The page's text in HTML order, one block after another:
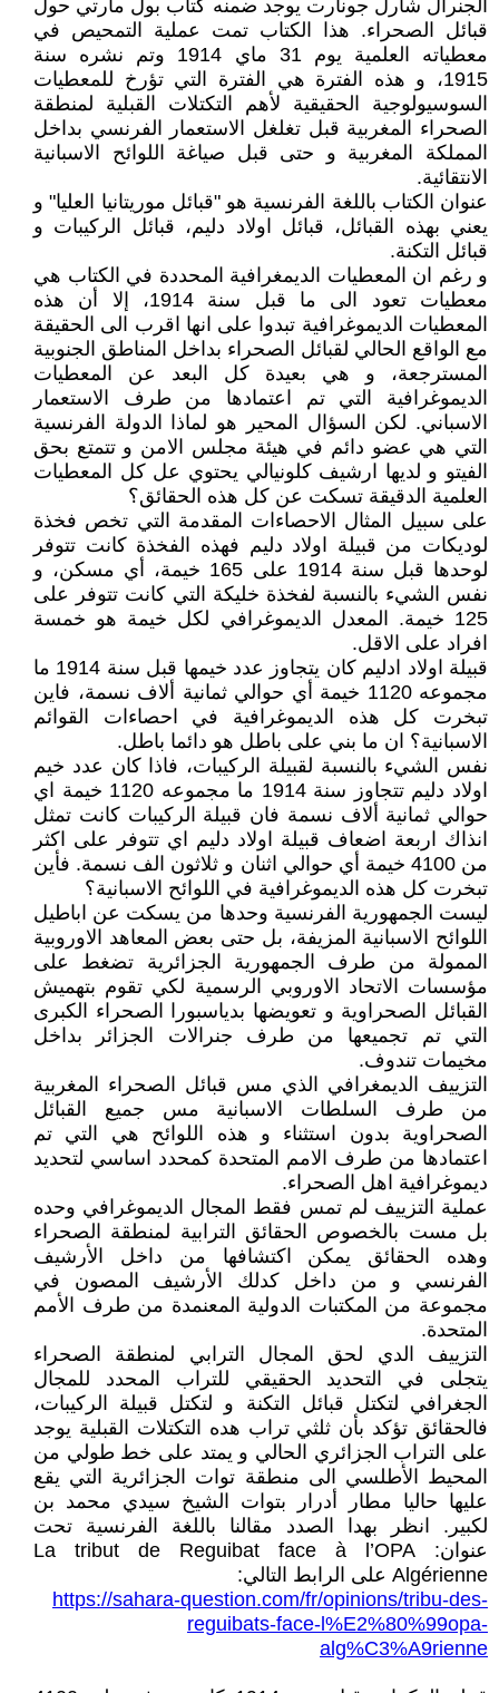
الجنرال شارل جونارت يوجد ضمنه كتاب بول مارتي حول
قبائل الصحراء. هذا الكتاب تمت عملية التمحيص في
معطياته العلمية يوم 31 ماي 1914 وتم نشره سنة
1915، و هذه الفترة هي الفترة التي تؤرخ للمعطيات
السوسيولوجية الحقيقية لأهم التكتلات القبلية لمنطقة
الصحراء المغربية قبل تغلغل الاستعمار الفرنسي بداخل
المملكة المغربية و حتى قبل صياغة اللوائح الاسبانية
الانتقائية.
عنوان الكتاب باللغة الفرنسية هو "قبائل موريتانيا العليا" و
يعني بهذه القبائل، قبائل اولاد دليم، قبائل الركيبات و
قبائل التكنة.
و رغم ان المعطيات الديمغرافية المحددة في الكتاب هي
معطيات تعود الى ما قبل سنة 1914، إلا أن هذه
المعطيات الديموغرافية تبدوا على انها اقرب الى الحقيقة
مع الواقع الحالي لقبائل الصحراء بداخل المناطق الجنوبية
المسترجعة، و هي بعيدة كل البعد عن المعطيات
الديموغرافية التي تم اعتمادها من طرف الاستعمار
الاسباني. لكن السؤال المحير هو لماذا الدولة الفرنسية
التي هي عضو دائم في هيئة مجلس الامن و تتمتع بحق
الفيتو و لديها ارشيف كلونيالي يحتوي عل كل المعطيات
العلمية الدقيقة تسكت عن كل هذه الحقائق؟
على سبيل المثال الاحصاءات المقدمة التي تخص فخذة
لوديكات من قبيلة اولاد دليم فهذه الفخذة كانت تتوفر
لوحدها قبل سنة 1914 على 165 خيمة، أي مسكن، و
نفس الشيء بالنسبة لفخذة خليكة التي كانت تتوفر على
125 خيمة. المعدل الديموغرافي لكل خيمة هو خمسة
افراد على الاقل.
قبيلة اولاد ادليم كان يتجاوز عدد خيمها قبل سنة 1914 ما
مجموعه 1120 خيمة أي حوالي ثمانية ألاف نسمة، فاين
تبخرت كل هذه الديموغرافية في احصاءات القوائم
الاسبانية؟ ان ما بني على باطل هو دائما باطل.
نفس الشيء بالنسبة لقبيلة الركيبات، فاذا كان عدد خيم
اولاد دليم تتجاوز سنة 1914 ما مجموعه 1120 خيمة اي
حوالي ثمانية ألاف نسمة فان قبيلة الركيبات كانت تمثل
انذاك اربعة اضعاف قبيلة اولاد دليم اي تتوفر على اكثر
من 4100 خيمة أي حوالي اثنان و ثلاثون الف نسمة. فأين
تبخرت كل هذه الديموغرافية في اللوائح الاسبانية؟
ليست الجمهورية الفرنسية وحدها من يسكت عن اباطيل
اللوائح الاسبانية المزيفة، بل حتى بعض المعاهد الاوروبية
الممولة من طرف الجمهورية الجزائرية تضغط على
مؤسسات الاتحاد الاوروبي الرسمية لكي تقوم بتهميش
القبائل الصحراوية و تعويضها بدياسبورا الصحراء الكبرى
التي تم تجميعها من طرف جنرالات الجزائر بداخل
مخيمات تندوف.
التزييف الديمغرافي الذي مس قبائل الصحراء المغربية
من طرف السلطات الاسبانية مس جميع القبائل
الصحراوية بدون استثناء و هذه اللوائح هي التي تم
اعتمادها من طرف الامم المتحدة كمحدد اساسي لتحديد
ديموغرافية اهل الصحراء.
عملية التزييف لم تمس فقط المجال الديموغرافي وحده
بل مست بالخصوص الحقائق الترابية لمنطقة الصحراء
وهده الحقائق يمكن اكتشافها من داخل الأرشيف
الفرنسي و من داخل كدلك الأرشيف المصون في
مجموعة من المكتبات الدولية المعنمدة من طرف الأمم
المتحدة.
التزييف الدي لحق المجال الترابي لمنطقة الصحراء
يتجلى في التحديد الحقيقي للتراب المحدد للمجال
الجغرافي لتكتل قبائل التكنة و لتكتل قبيلة الركيبات،
فالحقائق تؤكد بأن ثلثي تراب هده التكتلات القبلية يوجد
على التراب الجزائري الحالي و يمتد على خط طولي من
المحيط الأطلسي الى منطقة توات الجزائرية التي يقع
عليها حاليا مطار أدرار بتوات الشيخ سيدي محمد بن
لكبير. انظر بهدا الصدد مقالنا باللغة الفرنسية تحت
عنوان: La tribut de Reguibat face à l’OPA
Algérienne على الرابط التالي:
https://sahara-question.com/fr/opinions/tribu-des-
reguibats-face-l%E2%80%99opa-
alg%C3%A9rienne